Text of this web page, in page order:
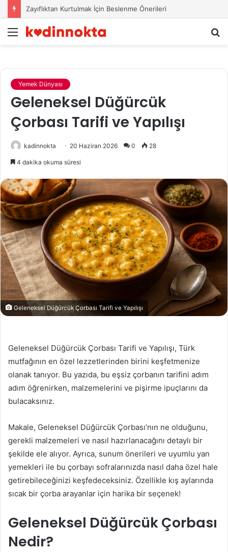
Zayıflıktan Kurtulmak İçin Beslenme Önerileri
Menü
Yemek Dünyası
Geleneksel Düğürcük
Çorbası Tarifi ve Yapılışı
kadinnokta 20 Haziran 2026 0 28
4 dakika okuma süresi
Geleneksel Düğürcük Çorbası Tarifi ve Yapılışı
Geleneksel Düğürcük Çorbası Tarifi ve Yapılışı, Türk
mutfağının en özel lezzetlerinden birini keşfetmenize
olanak tanıyor. Bu yazıda, bu eşsiz çorbanın tarifini adım
adım öğrenirken, malzemelerini ve pişirme ipuçlarını da
bulacaksınız.
Makale, Geleneksel Düğürcük Çorbası’nın ne olduğunu,
gerekli malzemeleri ve nasıl hazırlanacağını detaylı bir
şekilde ele alıyor. Ayrıca, sunum önerileri ve uyumlu yan
yemekleri ile bu çorbayı sofralarınızda nasıl daha özel hale
getirebileceğinizi keşfedeceksiniz. Özellikle kış aylarında
sıcak bir çorba arayanlar için harika bir seçenek!
Geleneksel Düğürcük Çorbası
Nedir?